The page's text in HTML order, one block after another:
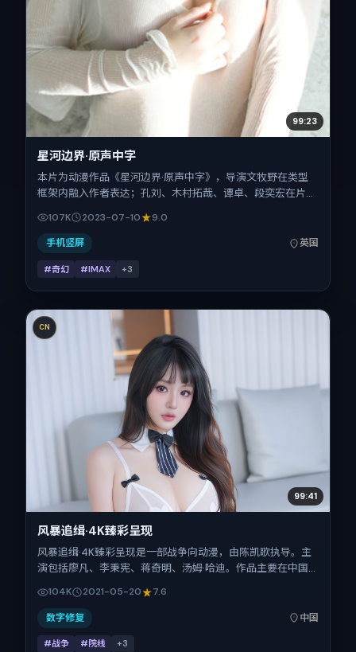
99:23
星河边界·原声中字
本片为动漫作品《星河边界·原声中字》，导演文牧野在类型
框架内融入作者表达；孔刘、木村拓哉、谭卓、段奕宏在片中
国。上映时间 2023年7月10日（公映登记日 2023-07-
10），全片147分钟，节奏张弛有度。
107K 2023-07-10 9.0
手机竖屏 英国
#奇幻 #IMAX +3
CN
99:41
风暴追缉·4K臻彩呈现
风暴追缉·4K臻彩呈现是一部战争向动漫，由陈凯歌执导。主
演包括廖凡、李秉宪、蒋奇明、汤姆·哈迪。作品主要在中国
2021-05-20，正片时长109分钟。
104K 2021-05-20 7.6
数字修复 中国
#战争 #院线 +3